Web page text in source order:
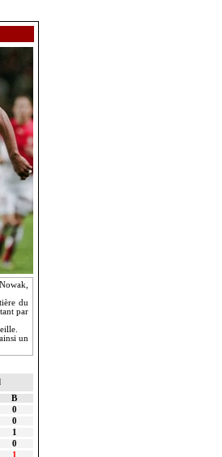
du
par
un
B
0
0
1
0
1